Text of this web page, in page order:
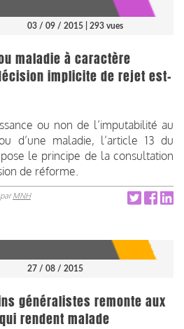
03 / 09 / 2015 | 293 vues
maladie à caractère
implicite de rejet est-
ou non de l’imputabilité au
d’une maladie, l’article 13 du
le principe de la consultation
de réforme.
MNH
27 / 08 / 2015
généralistes remonte aux
rendent malade